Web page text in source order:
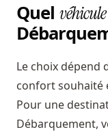
Quel véhicule
Le choix dépend
confort souhaité
Pour une
Débarquement,